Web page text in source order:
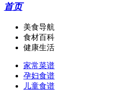
首页
美食导航
食材百科
健康生活
家常菜谱
孕妇食谱
儿童食谱